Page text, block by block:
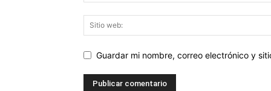
Guardar mi nombre, correo electrónico y